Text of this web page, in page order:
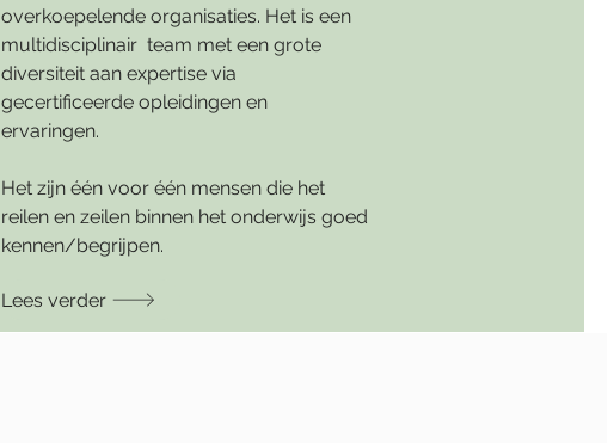
overkoepelende organisaties. Het is een
multidisciplinair team met een grote
diversiteit aan expertise via
gecertificeerde opleidingen en
ervaringen.
Het zijn één voor één mensen die het
reilen en zeilen binnen het onderwijs goed
kennen/begrijpen.
Lees verder